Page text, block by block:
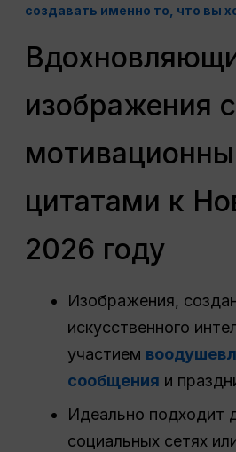
создавать именно то, что вы
изображения с
цитатами к
2026 году
Изображения,
искусственного
участием
сообщения и
Идеально подходит
социальных сетях